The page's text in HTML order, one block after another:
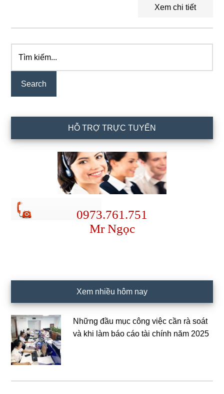
Xem chi tiết
Primary
Sidebar
kiếm...
HỖ TRỢ TRỰC TUYẾN
0973.761.751
Mr Ngọc
Xem nhiều hôm nay
Những đầu mục công việc cần rà soát
và khi làm báo cáo tài chính năm 2025